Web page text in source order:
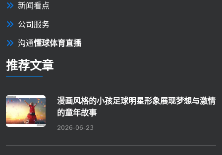
新闻看点
公司服务
沟通懂球体育直播
推荐文章
漫画风格的小孩足球明星形象展现梦想与激情
的童年故事
2026-06-23